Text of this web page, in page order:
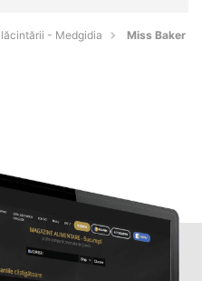
- Medgidia Miss Baker